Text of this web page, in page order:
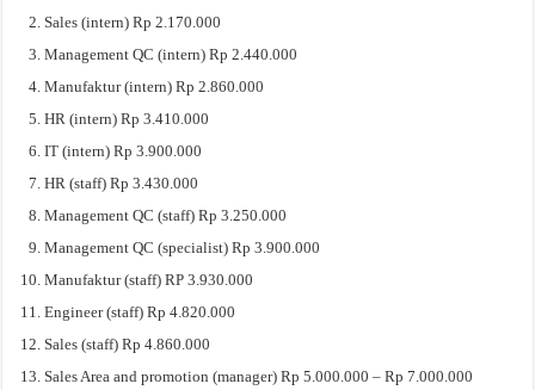
Sales (intern) Rp 2.170.000
Management QC (intern) Rp 2.440.000
Manufaktur (intern) Rp 2.860.000
HR (intern) Rp 3.410.000
IT (intern) Rp 3.900.000
HR (staff) Rp 3.430.000
Management QC (staff) Rp 3.250.000
Management QC (specialist) Rp 3.900.000
Manufaktur (staff) RP 3.930.000
Engineer (staff) Rp 4.820.000
Sales (staff) Rp 4.860.000
Sales Area and promotion (manager) Rp 5.000.000 – Rp 7.000.000